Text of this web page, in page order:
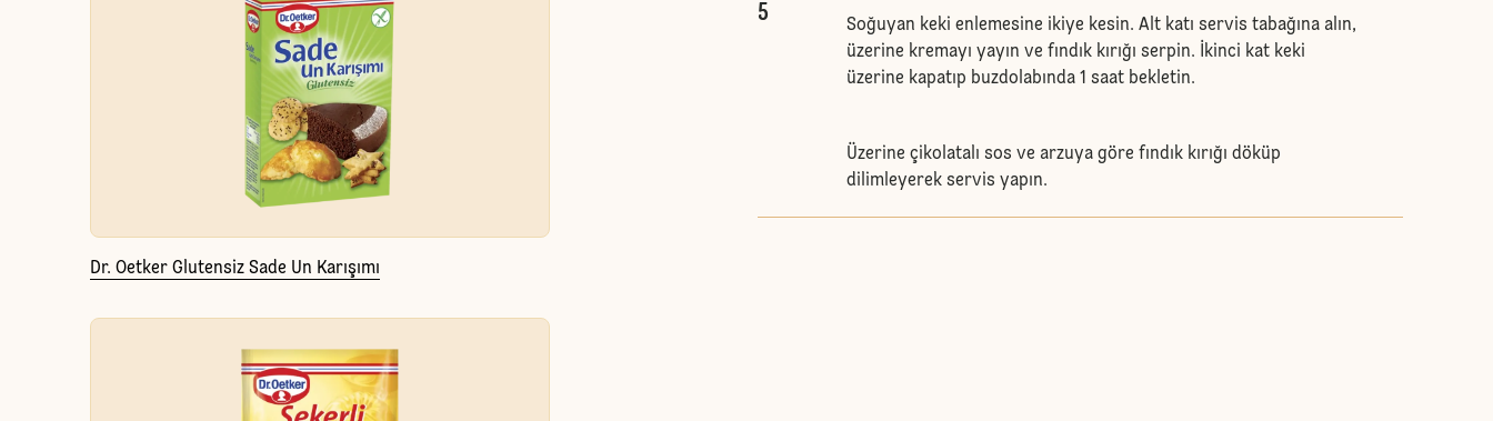
Dr. Oetker Glutensiz Sade Un Karışımı
5
Soğuyan keki enlemesine ikiye kesin. Alt katı servis tabağına alın,
üzerine kremayı yayın ve fındık kırığı serpin. İkinci kat keki
üzerine kapatıp buzdolabında 1 saat bekletin.
Üzerine çikolatalı sos ve arzuya göre fındık kırığı döküp
dilimleyerek servis yapın.